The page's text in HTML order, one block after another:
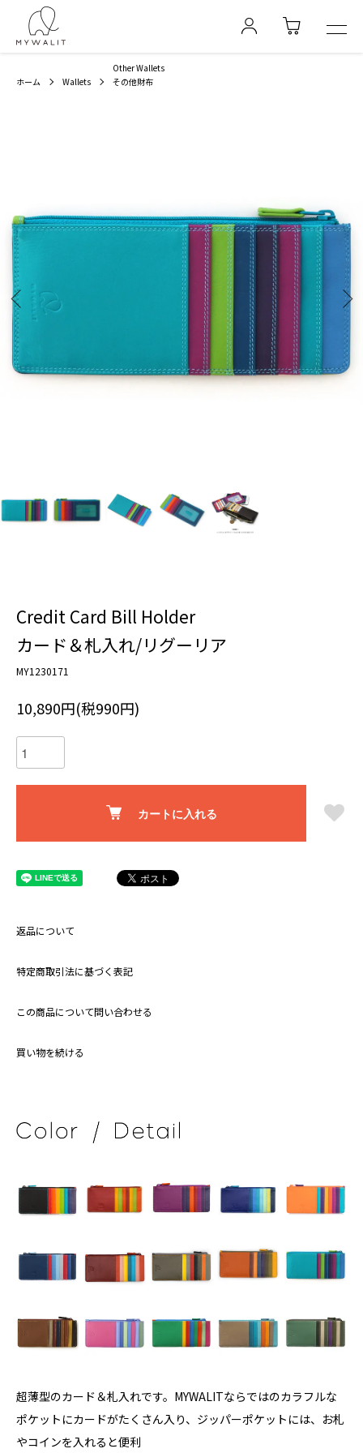
ホーム Wallets
Other Wallets
その他財布
Credit Card Bill Holder
カード＆札入れ/リグーリア
MY1230171
10,890円(税990円)
カートに入れる
返品について
特定商取引法に基づく表記
この商品について問い合わせる
買い物を続ける
超薄型のカード＆札入れです。MYWALITならではのカラフルな
ポケットにカードがたくさん入り、ジッパーポケットには、お札
やコインを入れると便利